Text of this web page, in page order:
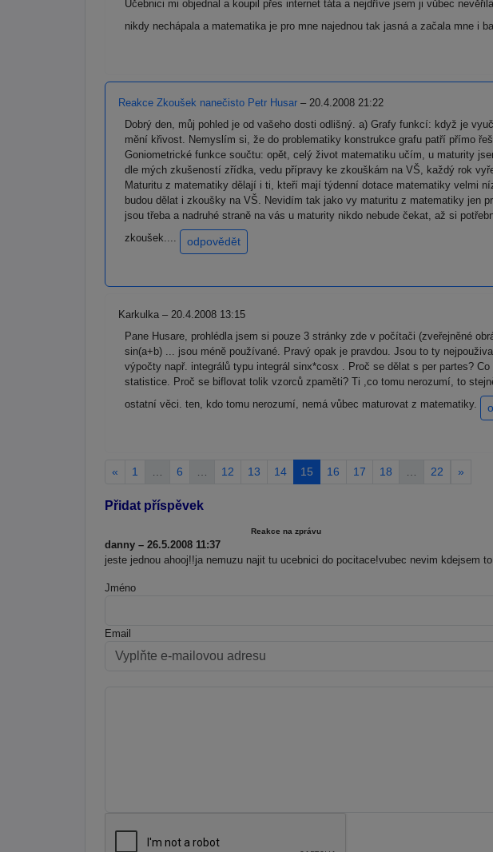
Učebnici mi objednal a koupil přes internet táta a nejdříve jsem ji vůbec
nikdy nechápala a matematika je pro mne najednou tak jasná a začala mne
Reakce Zkoušek nanečisto Petr Husar – 20.4.2008 21:22
Dobrý den, můj pohled je od vašeho dosti odlišný. a) Grafy funkcí: když je
mění křivost. Nemyslím si, že do problematiky konstrukce grafu patří přímo
Goniometrické funkce součtu: opět, celý život matematiku učím, u maturity
dle mých zkušeností zřídka, vedu přípravy ke zkouškám na VŠ, každý rok
Maturitu z matematiky dělají i ti, kteří mají týdenní dotace matematiky velmi
budou dělat i zkoušky na VŠ. Nevidím tak jako vy maturitu z matematiky jen
jsou třeba a nadruhé straně na vás u maturity nikdo nebude čekat, až si
zkoušek....
odpovědět
Karkulka – 20.4.2008 13:15
Pane Husare, prohlédla jsem si pouze 3 stránky zde v počítači (zveřejněné
sin(a+b) ... jsou méně používané. Pravý opak je pravdou. Jsou to ty
výpočty např. integrálů typu integrál sinx*cosx . Proč se dělat s per partes?
statistice. Proč se biflovat tolik vzorců zpaměti? Ti ,co tomu nerozumí, to
ostatní věci. ten, kdo tomu nerozumí, nemá vůbec maturovat z matematiky.
« 1 6 12 13 14 15 16 17 18 22 »
Přidat příspěvek
Reakce na zprávu
danny – 26.5.2008 11:37
jeste jednou ahooj!!ja nemuzu najit tu ucebnici do pocitace!vubec nevim kdejsem
Jméno
Email